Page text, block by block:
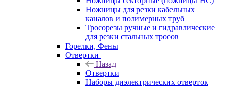
Ножницы для резки кабельных
каналов и полимерных труб
Тросорезы ручные и гидравлические
для резки стальных тросов
Горелки, Фены
Отвертки
Назад
Отвертки
Наборы диэлектрических отверток